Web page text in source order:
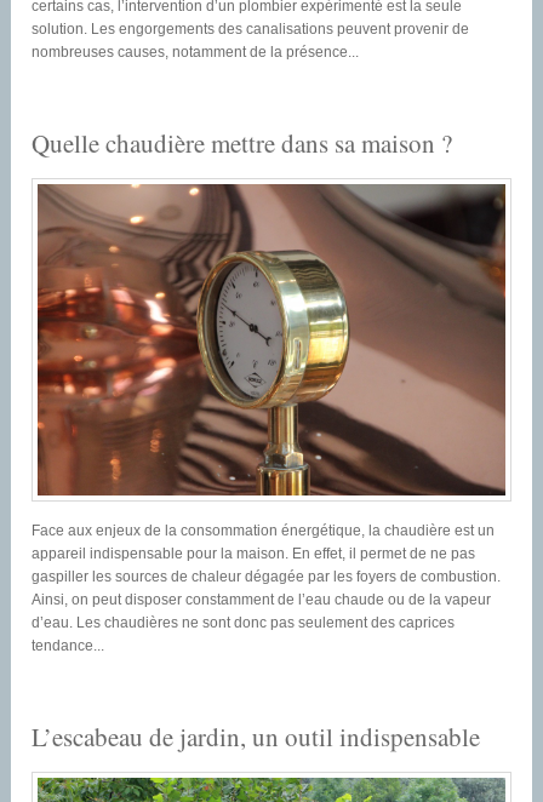
certains cas, l’intervention d’un plombier expérimenté est la seule
solution. Les engorgements des canalisations peuvent provenir de
nombreuses causes, notamment de la présence...
Quelle chaudière mettre dans sa maison ?
Face aux enjeux de la consommation énergétique, la chaudière est un
appareil indispensable pour la maison. En effet, il permet de ne pas
gaspiller les sources de chaleur dégagée par les foyers de combustion.
Ainsi, on peut disposer constamment de l’eau chaude ou de la vapeur
d’eau. Les chaudières ne sont donc pas seulement des caprices
tendance...
L’escabeau de jardin, un outil indispensable